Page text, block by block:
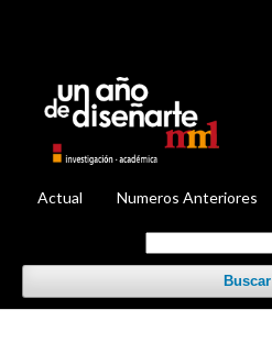
Actual Numeros Anteriores
Buscar